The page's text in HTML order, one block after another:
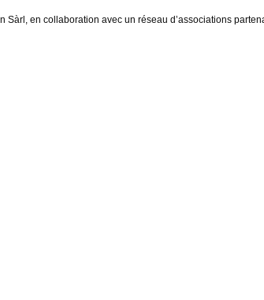
Sàrl, en collaboration avec un réseau d’associations